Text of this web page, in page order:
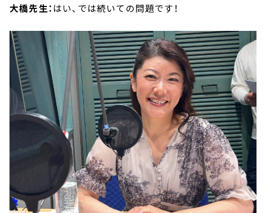
大橋先生： はい、では続いての問題です！